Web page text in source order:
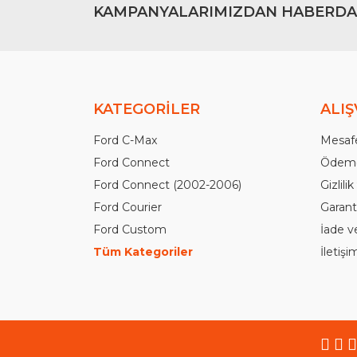
KAMPANYALARIMIZDAN
KATEGORİLER
Ford C-Max
Ford Connect
Ford Connect (2002-2006)
Ford Courier
Ford Custom
Tüm Kategoriler
İade